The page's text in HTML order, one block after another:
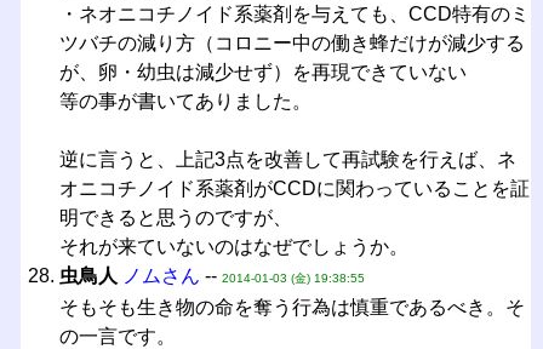
・ネオニコチノイド系薬剤を与えても、CCD特有のミ
ツバチの減り方（コロニー中の働き蜂だけが減少する
が、卵・幼虫は減少せず）を再現できていない
等の事が書いてありました。
逆に言うと、上記3点を改善して再試験を行えば、ネ
オニコチノイド系薬剤がCCDに関わっていることを証
明できると思うのですが、
それが来ていないのはなぜでしょうか。
虫鳥人 ノムさん -- 2014-01-03 (金) 19:38:55
そもそも生き物の命を奪う行為は慎重であるべき。そ
の一言です。